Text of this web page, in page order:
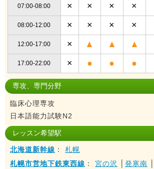
07:00-08:00 × × × ×
08:00-12:00 × × × ×
12:00-17:00 × ▲ ▲ ▲
17:00-22:00 × ● ● ●
専攻、専門分野
臨床心理専攻
日本語能力試験N2
レッスン希望駅
北海道新幹線 ： 札幌
札幌市営地下鉄東西線 ： 宮の沢 発寒南